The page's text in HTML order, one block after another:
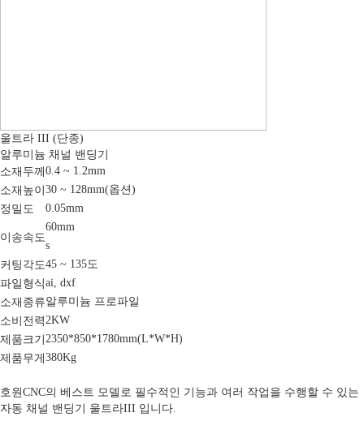
울트라 III (단종)
알루미늄 채널 밴딩기
소재두께 0.4 ~ 1.2mm
소재높이 30 ~ 128mm(옵션)
정밀도
0.05mm
이송속도
60mm
s
커팅각도45 ~ 135도
파일형식ai, dxf
소재종류알루미늄 프로파일
소비전력2KW
제품크기 2350*850*1780mm(L*W*H)
제품무게 380Kg
호원CNC의 베스트 모델로 필수적인 기능과 여러 작업을 수행할 수 있는
자동 채널 밴딩기 울트라III 입니다.